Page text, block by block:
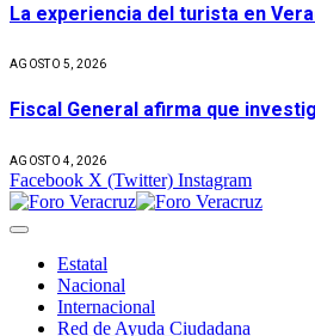
La experiencia del turista en
AGOSTO 5, 2026
Fiscal General afirma que
AGOSTO 4, 2026
Facebook X (Twitter) Instagram
Estatal
Nacional
Internacional
Red de Ayuda Ciudadana